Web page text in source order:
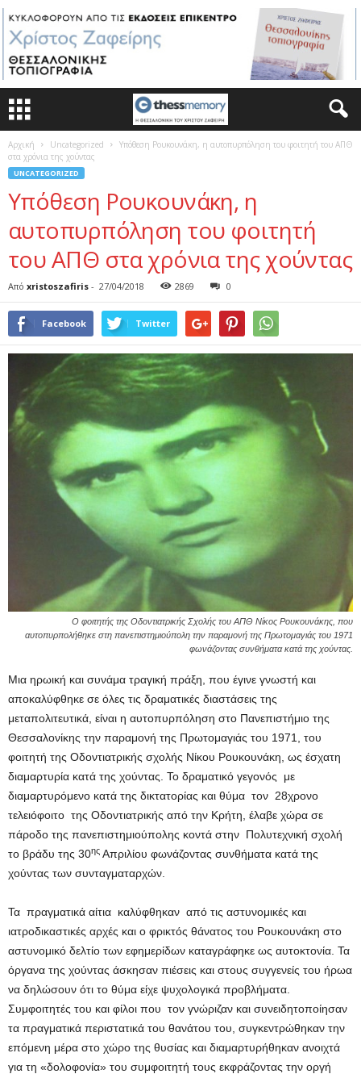
Αρχική Uncategorized
Υπόθεση Ρουκουνάκη, η αυτοπυρπόληση του φοιτητή του ΑΠΘ
στα χρόνια της χούντας
UNCATEGORIZED
Υπόθεση Ρουκουνάκη, η
αυτοπυρπόληση του φοιτητή
του ΑΠΘ στα χρόνια της χούντας
Από xristoszafiris - 27/04/2018 2869 0
Facebook Twitter
Ο φοιτητής της Οδοντιατρικής Σχολής του ΑΠΘ Νίκος Ρουκουνάκης, που
αυτοπυρπολήθηκε στη πανεπιστημιούπολη την παραμονή της Πρωτομαγιάς του 1971
φωνάζοντας συνθήματα κατά της χούντας.
Μια ηρωική και συνάμα τραγική πράξη, που έγινε γνωστή και
αποκαλύφθηκε σε όλες τις δραματικές διαστάσεις της
μεταπολιτευτικά, είναι η αυτοπυρπόληση στο Πανεπιστήμιο της
Θεσσαλονίκης την παραμονή της Πρωτομαγιάς του 1971, του
φοιτητή της Οδοντιατρικής σχολής Νίκου Ρουκουνάκη, ως έσχατη
διαμαρτυρία κατά της χούντας. Το δραματικό γεγονός με
διαμαρτυρόμενο κατά της δικτατορίας και θύμα τον 28χρονο
τελειόφοιτο της Οδοντιατρικής από την Κρήτη, έλαβε χώρα σε
πάροδο της πανεπιστημιούπολης κοντά στην Πολυτεχνική σχολή
το βράδυ της 30ης Απριλίου φωνάζοντας συνθήματα κατά της
χούντας των συνταγματαρχών.
Τα πραγματικά αίτια καλύφθηκαν από τις αστυνομικές και
ιατροδικαστικές αρχές και ο φρικτός θάνατος του Ρουκουνάκη στο
αστυνομικό δελτίο των εφημερίδων καταγράφηκε ως αυτοκτονία. Τα
όργανα της χούντας άσκησαν πιέσεις και στους συγγενείς του ήρωα
να δηλώσουν ότι το θύμα είχε ψυχολογικά προβλήματα.
Συμφοιτητές του και φίλοι που τον γνώριζαν και συνειδητοποίησαν
τα πραγματικά περιστατικά του θανάτου του, συγκεντρώθηκαν την
επόμενη μέρα στο χώρο της θυσίας και διαμαρτυρήθηκαν ανοιχτά
για τη «δολοφονία» του συμφοιτητή τους εκφράζοντας την οργή